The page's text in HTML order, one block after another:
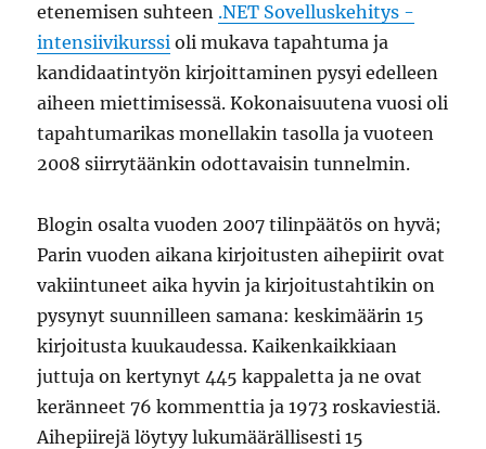
etenemisen suhteen .NET Sovelluskehitys -
intensiivikurssi oli mukava tapahtuma ja
kandidaatintyön kirjoittaminen pysyi edelleen
aiheen miettimisessä. Kokonaisuutena vuosi oli
tapahtumarikas monellakin tasolla ja vuoteen
2008 siirrytäänkin odottavaisin tunnelmin.
Blogin osalta vuoden 2007 tilinpäätös on hyvä;
Parin vuoden aikana kirjoitusten aihepiirit ovat
vakiintuneet aika hyvin ja kirjoitustahtikin on
pysynyt suunnilleen samana: keskimäärin 15
kirjoitusta kuukaudessa. Kaikenkaikkiaan
juttuja on kertynyt 445 kappaletta ja ne ovat
keränneet 76 kommenttia ja 1973 roskaviestiä.
Aihepiirejä löytyy lukumäärällisesti 15